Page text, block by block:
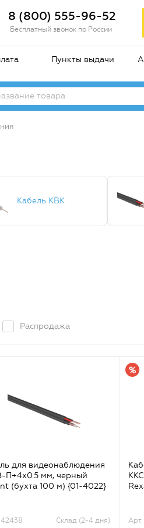
8 (800) 555-96-52
Бесплатный звонок по России
Пункты выдачи
Кабель КВК
Распродажа
для видеонаблюдения
П+4х0.5 мм, черный
(бухта 100 м) {01-4022}
Склад (2-4 дня)